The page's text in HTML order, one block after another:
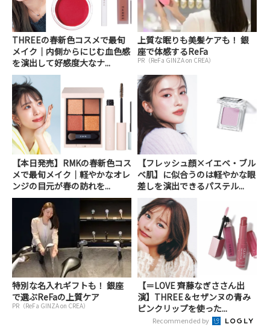
THREEの春新色コスメで最旬
メイク｜内側からにじむ血色感
を演出して好感度大なナ...
上質な眠りも美髪ケアも！ 銀
座で体感するReFa
PR（ReFa GINZA on CREA）
【本日発売】RMKの春新色コス
メで最旬メイク｜軽やかなオレ
ンジの目元が春の訪れを...
【フレッシュ顔×イエベ・ブル
ベ肌】に似合うのは軽やかな眼
差しを演出できるパステル...
特別な名入れギフトも！ 銀座
で選ぶReFaの上質ケア
PR（ReFa GINZA on CREA）
【＝LOVE 齊藤なぎささん出
演】THREE＆セザンヌの青み
ピンクリップを使った...
Recommended by